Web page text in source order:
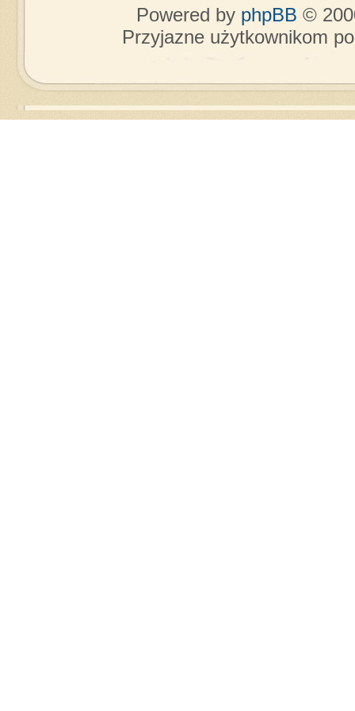
Powered by phpBB ©
Przyjazne użytkownikom